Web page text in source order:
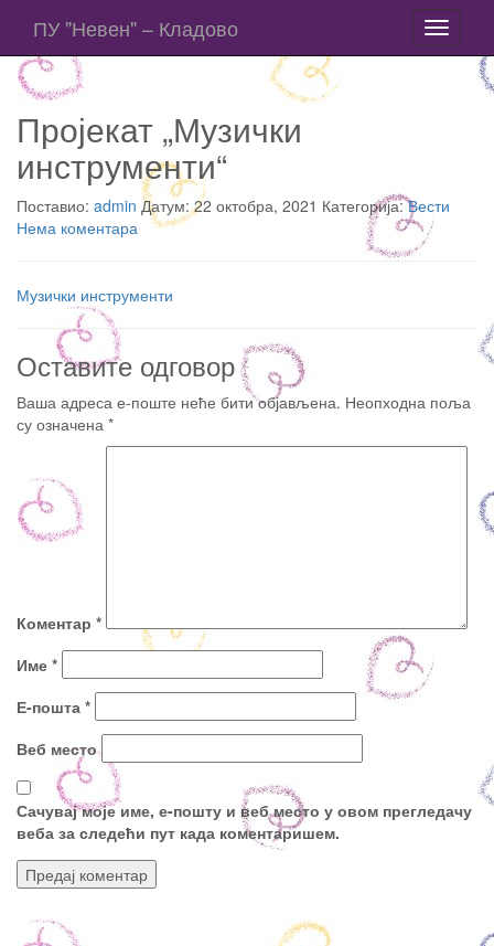
Toggle
ПУ "Невен" – Кладово
Пројекат „Музички
инструменти“
Поставио: admin Датум: 22 октобра, 2021 Категорија:Вести
Нема коментара
Музички инструменти
Оставите одговор
Ваша адреса е-поште неће бити објављена. Неопходна поља
су означена *
Коментар *
Име *
Е-пошта *
Веб место
Сачувај моје име, е-пошту и веб место у овом прегледачу
веба за следећи пут када коментаришем.